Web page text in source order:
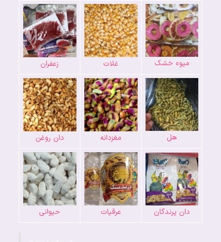
میوه خشک غلات زعفران
هل مغزدانه دان روغن
دان پرندگان عرقیات حیوانی